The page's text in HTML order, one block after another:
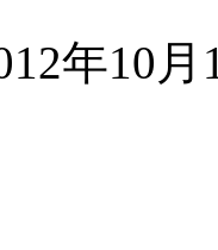
年10月